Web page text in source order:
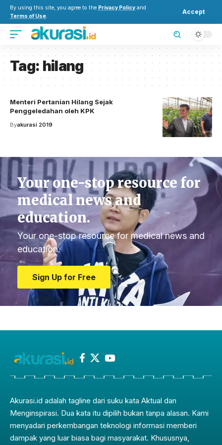
By using this site, you agree to the Privacy Policy and
Terms of Use.
Accept
Tag:hilang
Menteri Pertanian Hilang Sejak
Penggeledahan oleh KPK
Byakurasi 2019
Your one-stop resource for
medical news and
education.
Your one-stop resource for medical news and
education.
Sign Up for Free
Akurasi.id adalah tagline dari suku kata Aktual dan
Menginspirasi. Dua kata itu dipilih bukan tanpa alasan. Kami
menyadari perkembangan teknologi informasi memberi
dampak yang luar biasa bagi masyarakat. Khususnya,